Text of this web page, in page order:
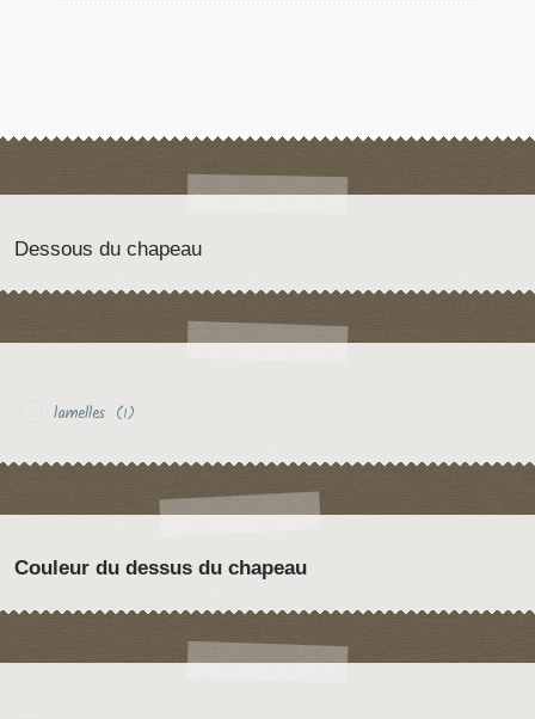
Dessous du chapeau
lamelles (1)
Couleur du dessus du chapeau